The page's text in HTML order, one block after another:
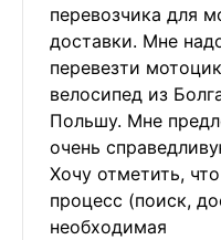
перевозчика для
доставки. Мне
перевезти
велосипед из
Польшу. Мне
очень
Хочу отметить,
процесс (поиск,
необходимая